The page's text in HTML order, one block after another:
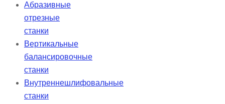
Абразивные
отрезные
станки
Вертикальные
балансировочные
станки
Внутреннешлифовальные
станки